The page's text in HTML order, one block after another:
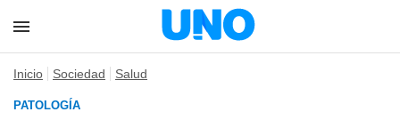
Inicio Sociedad Salud
PATOLOGÍA